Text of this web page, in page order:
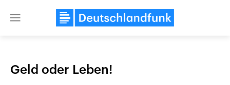
Close
Geld oder Leben!